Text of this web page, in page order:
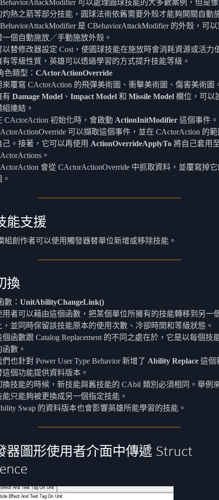
可以處理圓球技能的大多數案例，但是
灼熱之箭等部分技能，圓球法術依舊需要外殼才能夠開關自動
是 CBehaviorAttackModifier 的外殼，可
一個自動施放／手動施放外殼。
以替修改器設定 Cost，使圓球技能在施放時會消耗資源或活力
有等級性質，英雄可以透過學習的方式提升技能等級。
色類型： CActorActionOverride
來覆寫 CActorAction 的飛彈美術圖、衝擊美術圖、傷害美術圖
有 Damage Model、 Impact Model和 Missile Model欄位，可以
組連結。
CActorAction 初始化時，會啟動 ActionInitModifier這個事件。
可以擷取這個事件，並在 CActorAction 的
己。接著，它可以再使用 ActionOverrideApplyTo將自己套用
。
會從 CActorActionOverride 中抓取資料，並覆寫掉
能支援
組創作者可以使用觸發器替單位新增或移除技能。
換
數： UnitAbilityChangeLink()
用者可以藉由這個函數，把某個單位所擁有的技能轉移到另一
，並同時保留該技能原本的使用次數、冷卻時間和等級狀態。
個函數跟 Catalog Replacement 的不同之處在於，它是以每個技
函數。
們也針對 Power User Type Behavior 新增了 Ability Replace這個
這個功能提供資料版本。
換技能的時候，新技能與舊技能的 CAbil 類別必須相同。舉例
能只能夠被更換成另一個指定技能。
Swap 的資料版本也會影響英雄所能學習的技能。
器圖形使用者介面中傳遞 Struct